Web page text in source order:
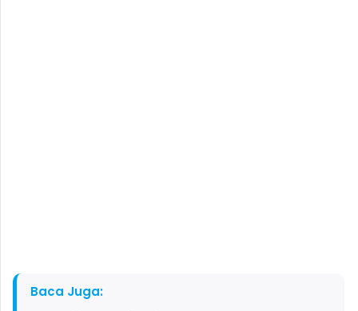
Baca Juga: